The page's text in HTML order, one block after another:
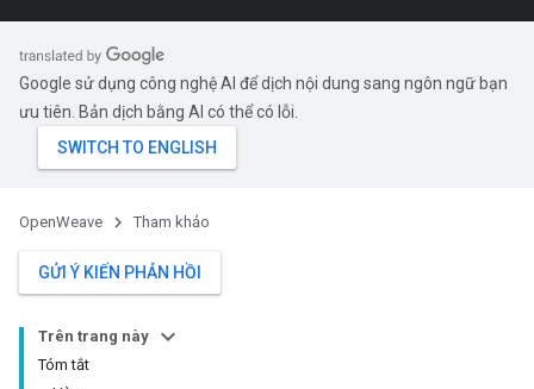
Google sử dụng công nghệ AI để dịch nội dung sang ngôn ngữ bạn
ưu tiên. Bản dịch bằng AI có thể có lỗi.
OpenWeave Tham khảo
GỬI Ý KIẾN PHẢN HỒI
Trên trang này
Tóm tắt